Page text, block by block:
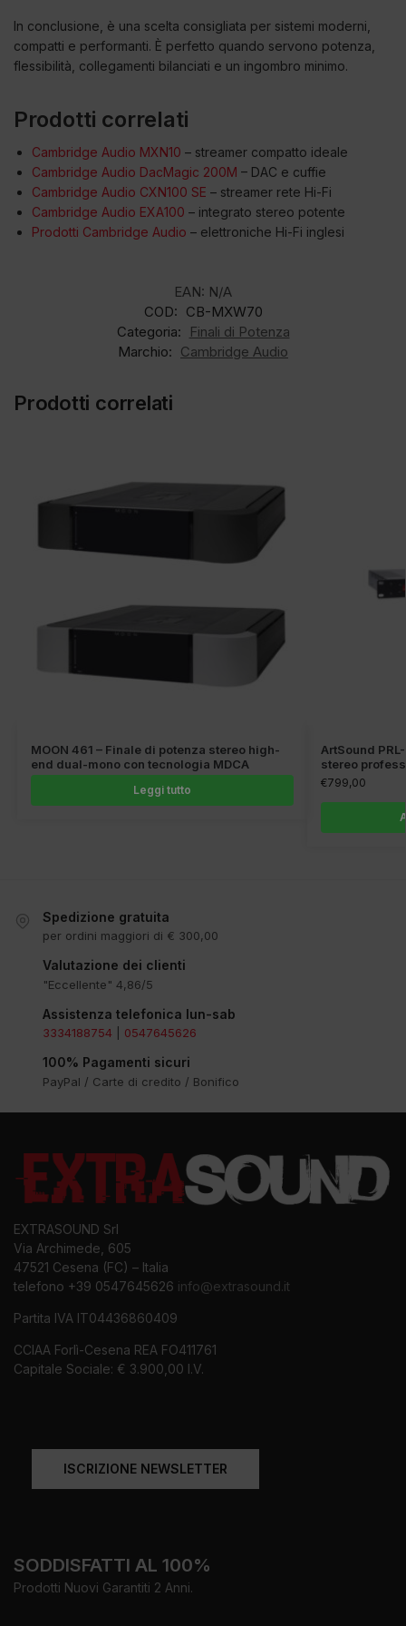
In conclusione, è una scelta consigliata per sistemi moderni,
compatti e performanti. È perfetto quando servono potenza,
flessibilità, collegamenti bilanciati e un ingombro minimo.
Prodotti correlati
Cambridge Audio MXN10 – streamer compatto ideale
Cambridge Audio DacMagic 200M – DAC e cuffie
Cambridge Audio CXN100 SE – streamer rete Hi-Fi
Cambridge Audio EXA100 – integrato stereo potente
Prodotti Cambridge Audio – elettroniche Hi-Fi inglesi
EAN: N/A
COD: CB-MXW70
Categoria:
Finali di Potenza
Marchio: Cambridge Audio
Prodotti correlati
MOON 461 – Finale di potenza stereo high-
end dual-mono con tecnologia MDCA
Leggi tutto
ArtSound
stereo
€799,00
Spedizione gratuita
per ordini maggiori di € 300,00
Valutazione dei clienti
"Eccellente" 4,86/5
Assistenza telefonica lun-sab
3334188754 0547645626
100% Pagamenti sicuri
PayPal / Carte di credito / Bonifico
EXTRASOUND Srl
Via Archimede, 605
47521 Cesena (FC) – Italia
telefono +39 0547645626 info@extrasound.it
Partita IVA IT04436860409
CCIAA Forlì-Cesena REA FO411761
Capitale Sociale: € 3.900,00 I.V.
ISCRIZIONE NEWSLETTER
SODDISFATTI AL 100%
Prodotti Nuovi Garantiti 2 Anni.